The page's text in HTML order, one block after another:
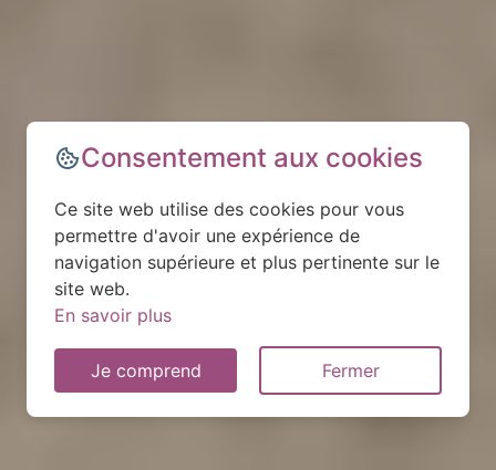
Consentement aux cookies
Ce site web utilise des cookies pour vous
permettre d'avoir une expérience de
navigation supérieure et plus pertinente sur le
site web.
En savoir plus
Je comprend Fermer